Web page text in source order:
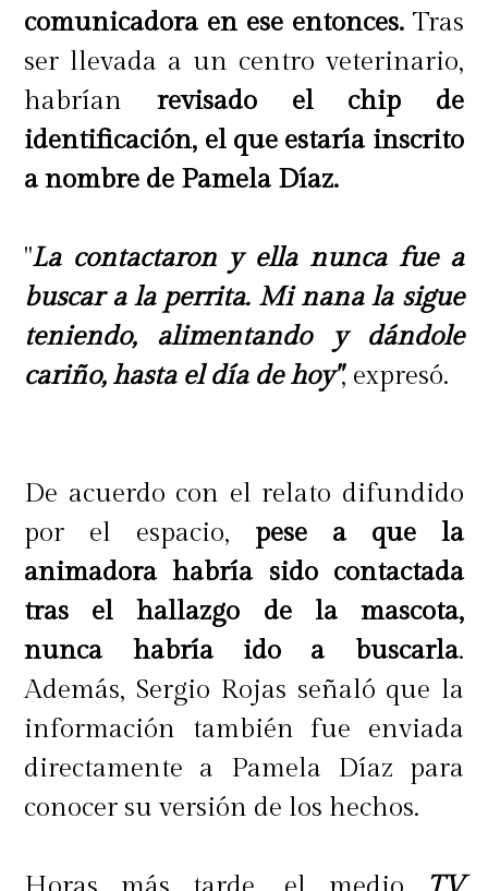
comunicadora en ese entonces.Tras
ser llevada a un centro veterinario,
habrían revisado el chip de
identificación, el que estaría inscrito
a nombre de Pamela Díaz.
"La contactaron y ella nunca fue a
buscar a la perrita. Mi nana la sigue
teniendo, alimentando y dándole
cariño, hasta el día de hoy", expresó.
De acuerdo con el relato difundido
por el espacio, pese a que la
animadora habría sido contactada
tras el hallazgo de la mascota,
nunca habría ido a buscarla.
Además, Sergio Rojas señaló que la
información también fue enviada
directamente a Pamela Díaz para
conocer su versión de los hechos.